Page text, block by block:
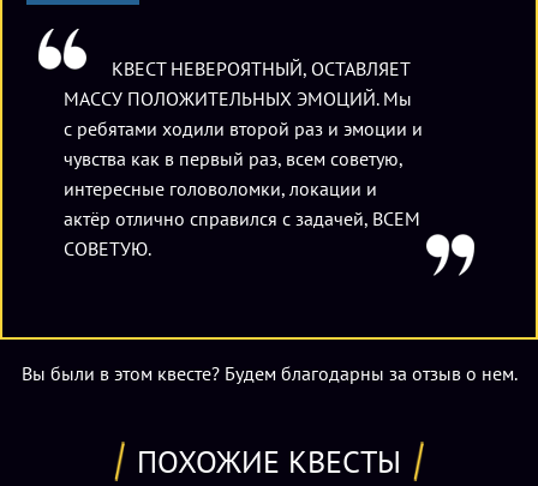
КВЕСТ НЕВЕРОЯТНЫЙ, ОСТАВЛЯЕТ
МАССУ ПОЛОЖИТЕЛЬНЫХ ЭМОЦИЙ. Мы
с ребятами ходили второй раз и эмоции и
чувства как в первый раз, всем советую,
интересные головоломки, локации и
актёр отлично справился с задачей, ВСЕМ
СОВЕТУЮ.
Вы были в этом квесте? Будем благодарны за отзыв о нем.
ПОХОЖИЕ КВЕСТЫ